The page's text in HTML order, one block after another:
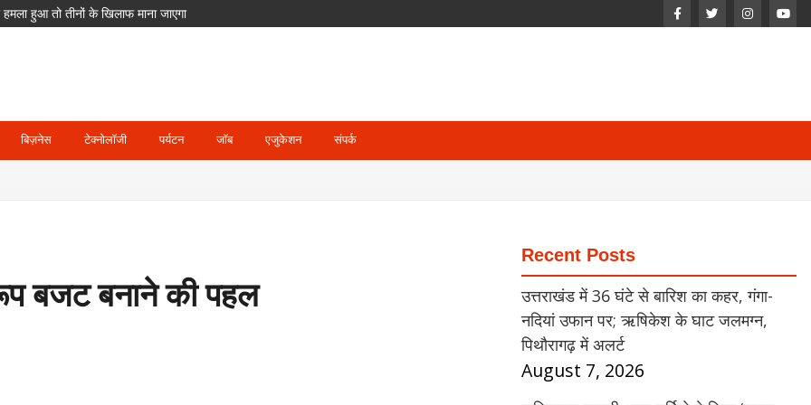
POCSO के तहत आरोपी गिरफ्तार
जलमग्न, पिथौरागढ़ में अलर्ट
बिज़नेस टेक्नोलॉजी पर्यटन जॉब एजुकेशन संपर्क
बजट बनाने की पहल
Recent Posts
उत्तराखंड में 36 घंटे से बारिश का कहर, गंगा-
नदियां उफान पर; ऋषिकेश के घाट जलमग्न,
पिथौरागढ़ में अलर्ट
August 7, 2026